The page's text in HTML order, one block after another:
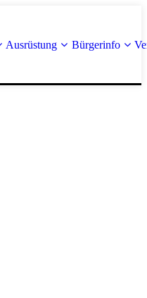
Ausrüstung Bürgerinfo